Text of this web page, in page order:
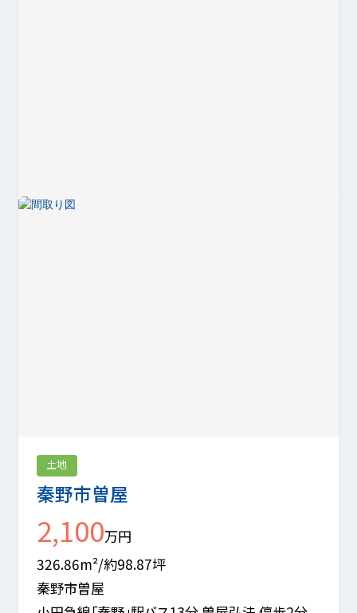
秦野市曽屋
土地
2,100万円
326.86m²/約98.87坪
秦野市曽屋